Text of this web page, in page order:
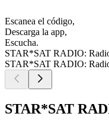
Escanea el código,
Descarga la app,
Escucha.
STAR*SAT RADIO:
STAR*SAT RADIO:
STAR*SAT